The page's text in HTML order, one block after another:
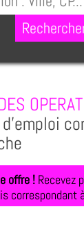
offre ! Recevez
correspondant